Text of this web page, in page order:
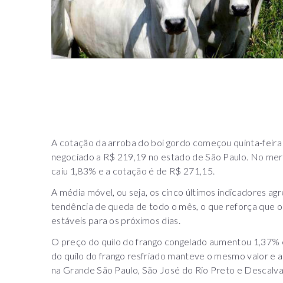
A cotação da arroba do boi gordo começou quinta-
negociado a R$ 219,19 no estado de São Paulo. No
caiu 1,83% e a cotação é de R$ 271,15.
A média móvel, ou seja, os cinco últimos indicadores
tendência de queda de todo o mês, o que reforça que
estáveis para os próximos dias.
O preço do quilo do frango congelado aumentou
do quilo do frango resfriado manteve o mesmo valor e
na Grande São Paulo, São José do Rio Preto e